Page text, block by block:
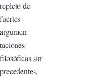
repleto de
fuertes
argumen­
taciones
filosóficas sin
preceden­tes,